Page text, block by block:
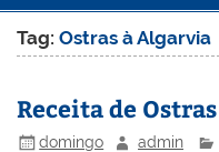
Tag:Ostras à Algarvia
Receita de
domingo admin